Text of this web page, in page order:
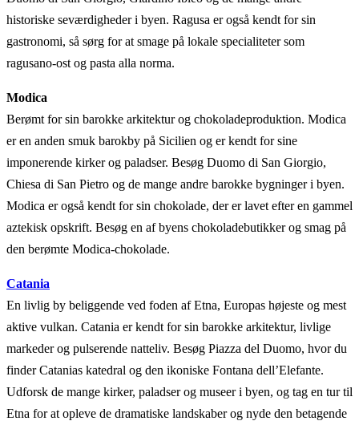
historiske seværdigheder i byen. Ragusa er også kendt for sin
gastronomi, så sørg for at smage på lokale specialiteter som
ragusano-ost og pasta alla norma.
Modica
Berømt for sin barokke arkitektur og chokoladeproduktion. Modica
er en anden smuk barokby på Sicilien og er kendt for sine
imponerende kirker og paladser. Besøg Duomo di San Giorgio,
Chiesa di San Pietro og de mange andre barokke bygninger i byen.
Modica er også kendt for sin chokolade, der er lavet efter en gammel
aztekisk opskrift. Besøg en af byens chokoladebutikker og smag på
den berømte Modica-chokolade.
Catania
En livlig by beliggende ved foden af Etna, Europas højeste og mest
aktive vulkan. Catania er kendt for sin barokke arkitektur, livlige
markeder og pulserende natteliv. Besøg Piazza del Duomo, hvor du
finder Catanias katedral og den ikoniske Fontana dell’Elefante.
Udforsk de mange kirker, paladser og museer i byen, og tag en tur til
Etna for at opleve de dramatiske landskaber og nyde den betagende